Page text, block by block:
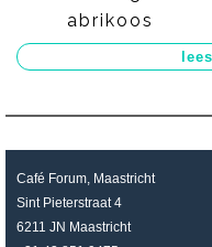
abrikoos
Café Forum, Maastricht
Sint Pieterstraat 4
6211 JN Maastricht